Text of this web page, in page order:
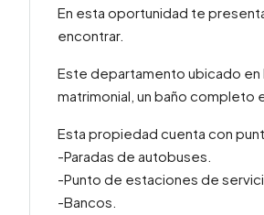
En esta oportunidad te
encontrar.
Este departamento ubicado en
matrimonial, un baño completo
Esta propiedad cuenta con
-Paradas de autobuses.
-Punto de estaciones de
-Bancos.